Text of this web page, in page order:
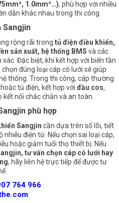
1.0mm²…), phù hợp với nhiều
dẫn khác nhau trong thi công.
Sangjin
rộng rãi trong tủ điện điều khiển,
sản xuất, hệ thống BMS và các
Đặc biệt, khi kết hợp với biến tần
đúng loại cáp có lưới sẽ giúp
thống. Trong thi công, cáp thường
tủ điện, kết hợp với đầu cos,
nối chắc chắn và an toàn.
phù hợp
Sangjin cần dựa trên số lõi, tiết
điện từ. Nếu chọn sai loại cáp,
hoặc giảm tuổi thọ thiết bị. Nếu
, tư vấn chọn cáp có lưới hay
, hãy liên hệ trực tiếp để được tư
764 966